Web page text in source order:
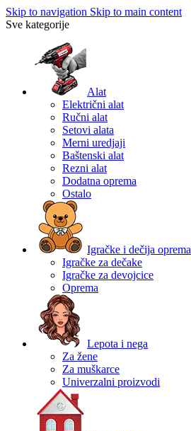
Skip to navigation Skip to main content
Sve kategorije
Alat
Električni alat
Ručni alat
Setovi alata
Merni uredjaji
Baštenski alat
Rezni alat
Dodatna oprema
Ostalo
Igračke i dečija oprema
Igračke za dečake
Igračke za devojcice
Oprema
Lepota i nega
Za žene
Za muškarce
Univerzalni proizvodi